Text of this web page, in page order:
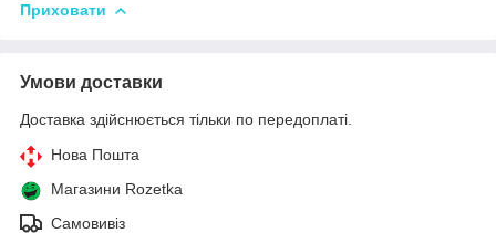
Приховати
Умови доставки
Доставка здійснюється тільки по передоплаті.
Нова Пошта
Магазини Rozetka
Самовивіз